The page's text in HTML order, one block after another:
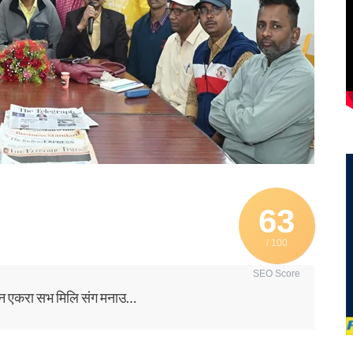
63
/ 100
SEO Score
एकरा सभ मिलि संग मनाउ…